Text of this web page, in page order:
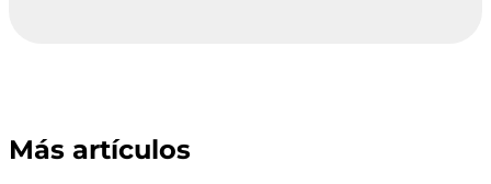
Más artículos